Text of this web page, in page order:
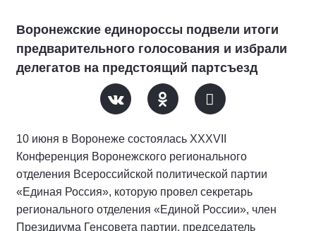
Воронежские единороссы подвели итоги
предварительного голосования и избрали
делегатов на предстоящий партсъезд
10 июня в Воронеже состоялась XXXVII
Конференция Воронежского регионального
отделения Всероссийской политической партии
«Единая Россия», которую провел секретарь
регионального отделения «Единой России», член
Президиума Генсовета партии, председатель